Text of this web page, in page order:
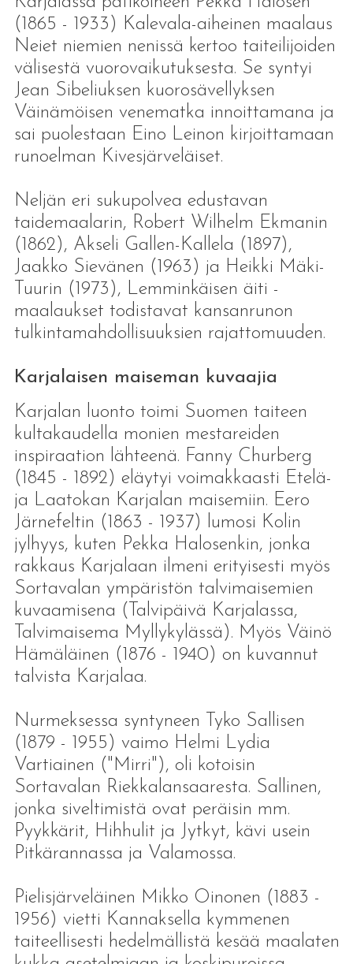
(1865 - 1933) Kalevala-aiheinen maalaus
Neiet niemien nenissä kertoo taiteilijoiden
välisestä vuorovaikutuksesta. Se syntyi
Jean Sibeliuksen kuorosävellyksen
Väinämöisen venematka innoittamana ja
sai puolestaan Eino Leinon kirjoittamaan
runoelman Kivesjärveläiset.
Neljän eri sukupolvea edustavan
taidemaalarin, Robert Wilhelm Ekmanin
(1862), Akseli Gallen-Kallela (1897),
Jaakko Sievänen (1963) ja Heikki Mäki-
Tuurin (1973), Lemminkäisen äiti -
maalaukset todistavat kansanrunon
tulkintamahdollisuuksien rajattomuuden.
Karjalaisen maiseman kuvaajia
Karjalan luonto toimi Suomen taiteen
kultakaudella monien mestareiden
inspiraation lähteenä. Fanny Churberg
(1845 - 1892) eläytyi voimakkaasti Etelä-
ja Laatokan Karjalan maisemiin. Eero
Järnefeltin (1863 - 1937) lumosi Kolin
jylhyys, kuten Pekka Halosenkin, jonka
rakkaus Karjalaan ilmeni erityisesti myös
Sortavalan ympäristön talvimaisemien
kuvaamisena (Talvipäivä Karjalassa,
Talvimaisema Myllykylässä). Myös Väinö
Hämäläinen (1876 - 1940) on kuvannut
talvista Karjalaa.
Nurmeksessa syntyneen Tyko Sallisen
(1879 - 1955) vaimo Helmi Lydia
Vartiainen ("Mirri"), oli kotoisin
Sortavalan Riekkalansaaresta. Sallinen,
jonka siveltimistä ovat peräisin mm.
Pyykkärit, Hihhulit ja Jytkyt, kävi usein
Pitkärannassa ja Valamossa.
Pielisjärveläinen Mikko Oinonen (1883 -
1956) vietti Kannaksella kymmenen
taiteellisesti hedelmällistä kesää maalaten